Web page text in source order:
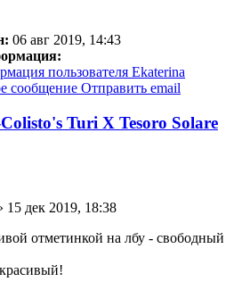
06 авг 2019, 14:43
пользователя Ekaterina
сообщение Отправить email
Turi X Tesoro Solare
15 дек 2019, 18:38
отметинкой на лбу - свободный